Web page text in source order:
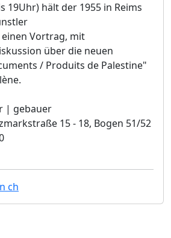
19Uhr) hält der 1955 in Reims
einen Vortrag, mit
über die neuen
/ Produits de Palestine"
| gebauer
15 - 18, Bogen 51/52
ch